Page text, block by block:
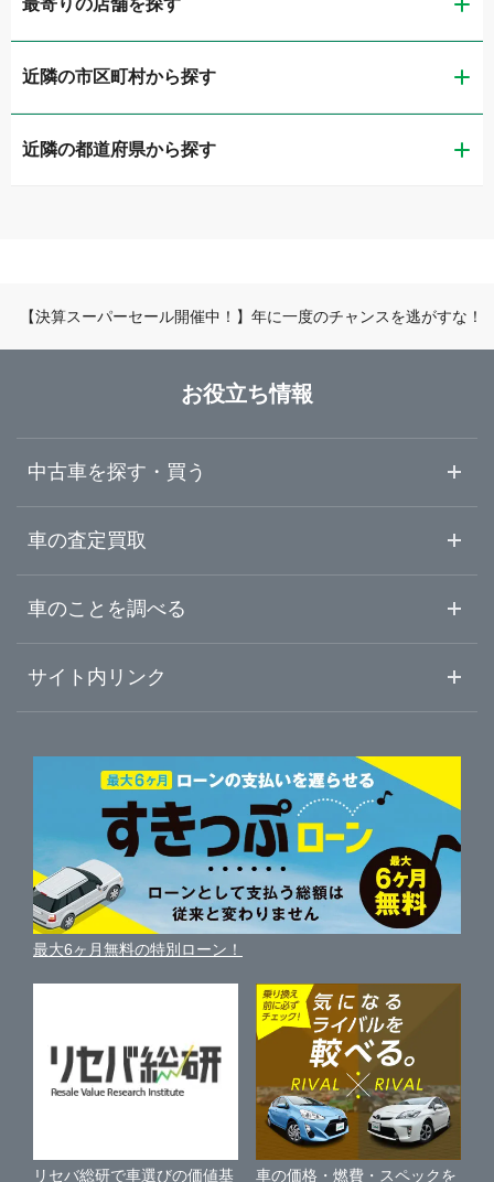
ガリバー富山店
ガリバー車検 富山店
ガリバー富山掛尾店
LIBERALA リベラーラ富山
ガリバー高岡店
ガリバー黒部店
近隣の市区町村から探す
富山市
近隣の都道府県から探す
山梨県
長野県
岐阜県
静岡県
三重県
【決算スーパーセール開催中！】年に一度のチャンスを逃がすな！
お役立ち情報
中古車を探す・買う
中古車情報・中古車検索
初めての中古車購入ガイド
中古車人気ランキング
自動車ローンを調べる
ガリバーの自動車ローン
車買い替えの基礎知識
近くのお店で車を探す
車の査定買取
車査定・車買取ならガリバー
ガリバーの査定が選ばれる理由
車を売る時よくある質問
便利な査定サービス
中古車買取相場（毎月更新）
車の個人売買ガイド
車のことを調べる
車初心者まとめ
新車・中古車カタログ
車の燃費を調べる
車種別クチコミ
車比較サイト
サイト内リンク
サイトマップ
サイトの使用条件
利用規約
保険代理店業務に関する基本方針
古物営業法に基づく表示
最大6ヶ月無料の特別ローン！
リセバ総研で車選びの価値基 車の価格・燃費・スペックを